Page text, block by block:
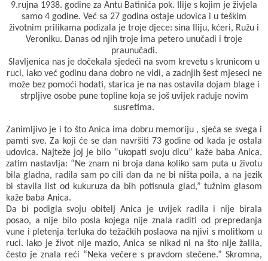
9.rujna 1938. godine za Antu Batinića pok. Ilije s kojim je živjela
samo 4 godine. Već sa 27 godina ostaje udovica i u teškim
životnim prilikama podizala je troje djece: sina Iliju, kćeri, Ružu i
Veroniku. Danas od njih troje ima petero unučadi i troje
praunučadi.
Slavljenica nas je dočekala sjedeći na svom krevetu s krunicom u
ruci, iako već godinu dana dobro ne vidi, a zadnjih šest mjeseci ne
može bez pomoći hodati, starica je na nas ostavila dojam blage i
strpljive osobe pune topline koja se još uvijek raduje novim
susretima.
Zanimljivo je i to što Anica ima dobru memoriju , sjeća se svega i
pamti sve. Za koji će se dan navršiti 73 godine od kada je ostala
udovica. Najteže joj je bilo “ukopati svoju dicu” kaže baba Anica,
zatim nastavlja: “Ne znam ni broja dana koliko sam puta u životu
bila gladna, radila sam po cili dan da ne bi ništa poila, a na jezik
bi stavila list od kukuruza da bih potisnula glad,” tužnim glasom
kaže baba Anica.
Da bi podigla svoju obitelj Anica je uvijek radila i nije birala
posao, a nije bilo posla kojega nije znala raditi od prepredanja
vune i pletenja terluka do težačkih poslaova na njivi s molitkom u
ruci. Iako je život nije mazio, Anica se nikad ni na što nije žalila,
često je znala reći “Neka večere s pravdom stečene.” Skromna,